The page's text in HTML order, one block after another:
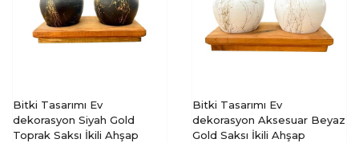
Bitki Tasarımı Ev
dekorasyon Siyah Gold
Toprak Saksı İkili Ahşap
Bitki Tasarımı Ev
dekorasyon Aksesuar Beyaz
Gold Saksı İkili Ahşap